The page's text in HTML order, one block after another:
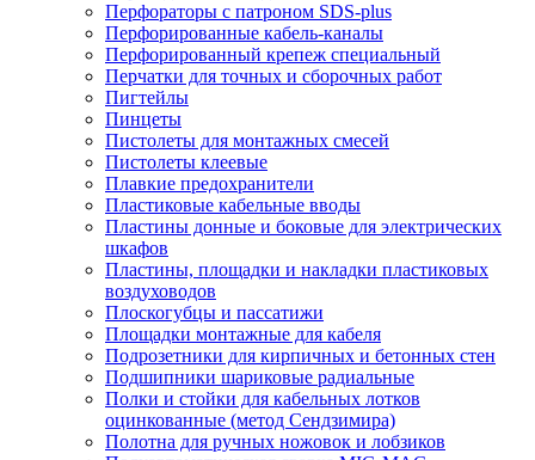
Перфораторы с патроном SDS-plus
Перфорированные кабель-каналы
Перфорированный крепеж специальный
Перчатки для точных и сборочных работ
Пигтейлы
Пинцеты
Пистолеты для монтажных смесей
Пистолеты клеевые
Плавкие предохранители
Пластиковые кабельные вводы
Пластины донные и боковые для электрических
шкафов
Пластины, площадки и накладки пластиковых
воздуховодов
Плоскогубцы и пассатижи
Площадки монтажные для кабеля
Подрозетники для кирпичных и бетонных стен
Подшипники шариковые радиальные
Полки и стойки для кабельных лотков
оцинкованные (метод Сендзимира)
Полотна для ручных ножовок и лобзиков